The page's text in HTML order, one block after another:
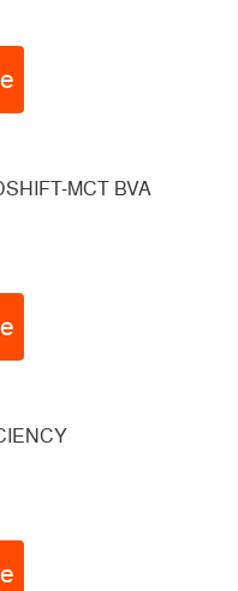
MCT BVA